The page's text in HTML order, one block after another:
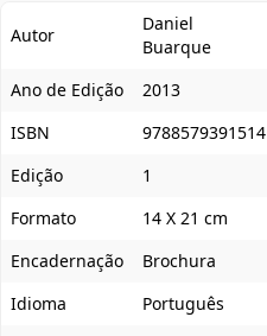
Autor
Daniel
Buarque
Ano de Edição
2013
ISBN
9788579391514
Edição
1
Formato
14 X 21 cm
Encadernação
Brochura
Idioma
Português